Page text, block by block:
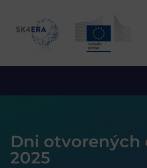
Dni otvorených
2025